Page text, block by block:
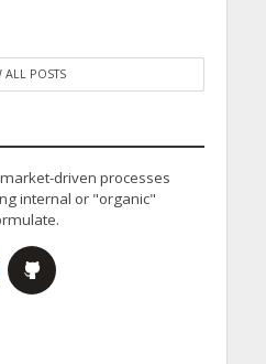
ALL POSTS
driven processes
internal or "organic"